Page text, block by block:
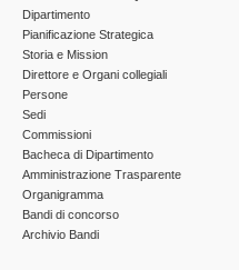
Dipartimento
Pianificazione Strategica
Storia e Mission
Direttore e Organi collegiali
Persone
Sedi
Commissioni
Bacheca di Dipartimento
Amministrazione Trasparente
Organigramma
Bandi di concorso
Archivio Bandi